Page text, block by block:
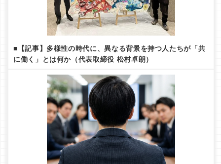
■【記事】多様性の時代に、異なる背景を持つ人たちが「共
に働く」とは何か（代表取締役 松村卓朗）